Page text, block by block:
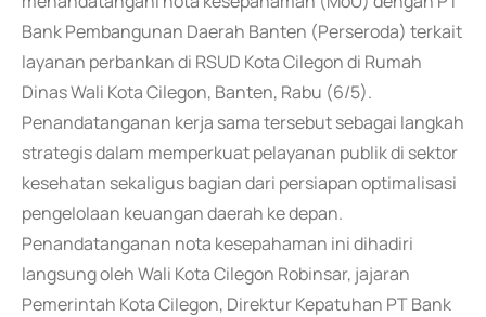
Bank Pembangunan Daerah Banten (Perseroda) terkait
layanan perbankan di RSUD Kota Cilegon di Rumah
Dinas Wali Kota Cilegon, Banten, Rabu (6/5).
Penandatanganan kerja sama tersebut sebagai langkah
strategis dalam memperkuat pelayanan publik di sektor
kesehatan sekaligus bagian dari persiapan optimalisasi
pengelolaan keuangan daerah ke depan.
Penandatanganan nota kesepahaman ini dihadiri
langsung oleh Wali Kota Cilegon Robinsar, jajaran
Pemerintah Kota Cilegon, Direktur Kepatuhan PT Bank